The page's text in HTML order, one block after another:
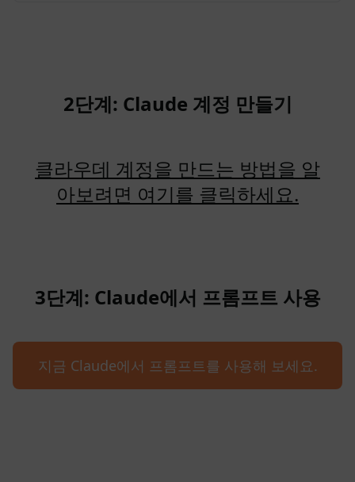
2단계: Claude 계정 만들기
클라우데 계정을 만드는 방법을 알
아보려면 여기를 클릭하세요.
3단계: Claude에서 프롬프트 사용
지금 Claude에서 프롬프트를 사용해 보세요.